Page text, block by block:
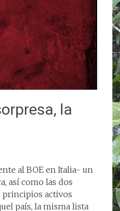
la
al BOE en Italia- un
así como las dos
principios activos
país, la misma lista